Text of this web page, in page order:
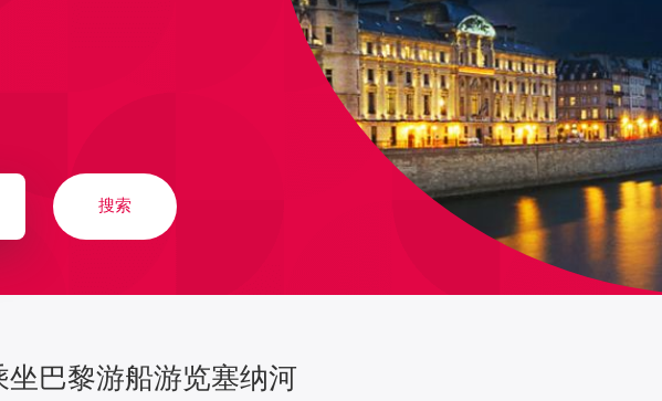
搜索
坐巴黎游船游览塞纳河